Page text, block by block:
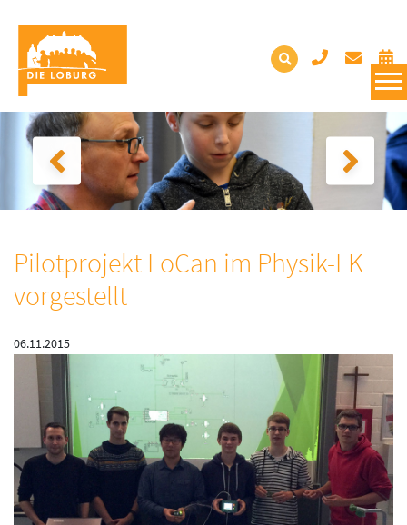
Pilotprojekt LoCan im Physik-LK
vorgestellt
06.11.2015